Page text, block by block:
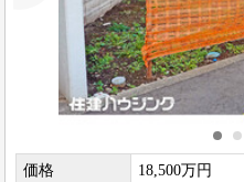
価格
18,500万円